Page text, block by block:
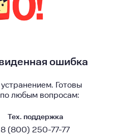
ошибка
Готовы
по любым вопросам:
Тех. поддержка
8 (800) 250-77-77